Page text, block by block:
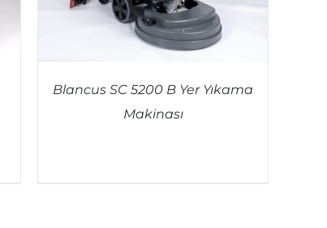
Blancus SC 5200 B Yer Yıkama
Makinası